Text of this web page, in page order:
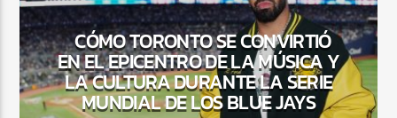
CÓMO TORONTO SE CONVIRTIÓ
EN EL EPICENTRO DE LA MÚSICA Y
LA CULTURA DURANTE LA SERIE
MUNDIAL DE LOS BLUE JAYS